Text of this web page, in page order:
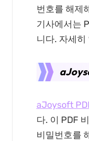
번호를 해제
기사에서는
니다. 자세
aJoysoft
다. 이 PDF
비밀번호를